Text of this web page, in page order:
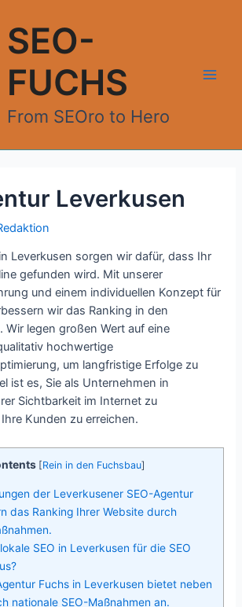
SEO-
FUCHS
From SEOro to Hero
Leverkusen
Leverkusen sorgen wir dafür, dass Ihr
gefunden wird. Mit unserer
und einem individuellen Konzept für
wir das Ranking in den
Wir legen großen Wert auf eine
hochwertige
um langfristige Erfolge zu
ist es, Sie als Unternehmen in
Sichtbarkeit im Internet zu
Kunden zu erreichen.
[Rein in den Fuchsbau]
der Leverkusener SEO-Agentur
das Ranking Ihrer Website durch
SEO in Leverkusen für die SEO
Fuchs in Leverkusen bietet neben
nationale SEO-Maßnahmen an.